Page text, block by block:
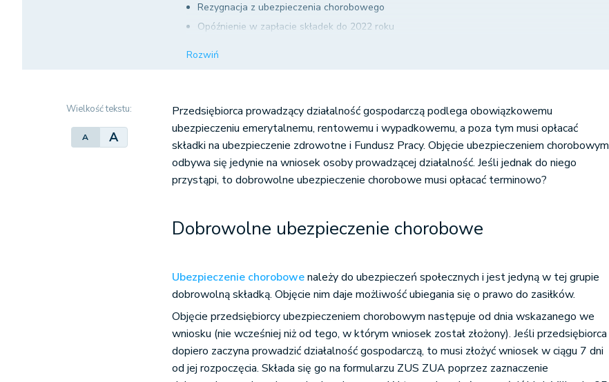
Rezygnacja z ubezpieczenia chorobowego
Opóźnienie w zapłacie składek do 2022 roku
Rozwiń
Wielkość tekstu:
A A
Przedsiębiorca prowadzący działalność gospodarczą podlega obowiązkowemu
ubezpieczeniu emerytalnemu, rentowemu i wypadkowemu, a poza tym musi opłacać
składki na ubezpieczenie zdrowotne i Fundusz Pracy. Objęcie ubezpieczeniem chorobowym
odbywa się jedynie na wniosek osoby prowadzącej działalność. Jeśli jednak do niego
przystąpi, to dobrowolne ubezpieczenie chorobowe musi opłacać terminowo?
Dobrowolne ubezpieczenie chorobowe
Ubezpieczenie chorobowenależy do ubezpieczeń społecznych i jest jedyną w tej grupie
dobrowolną składką. Objęcie nim daje możliwość ubiegania się o prawo do zasiłków.
Objęcie przedsiębiorcy ubezpieczeniem chorobowym następuje od dnia wskazanego we
wniosku (nie wcześniej niż od tego, w którym wniosek został złożony). Jeśli przedsiębiorca
dopiero zaczyna prowadzić działalność gospodarczą, to musi złożyć wniosek w ciągu 7 dni
od jej rozpoczęcia. Składa się go na formularzu ZUS ZUA poprzez zaznaczenie